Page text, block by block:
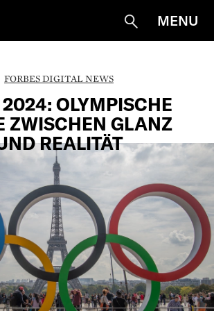
Suche
MENU
FORBES DIGITAL NEWS
2024: OLYMPISCHE
ZWISCHEN GLANZ
REALITÄT